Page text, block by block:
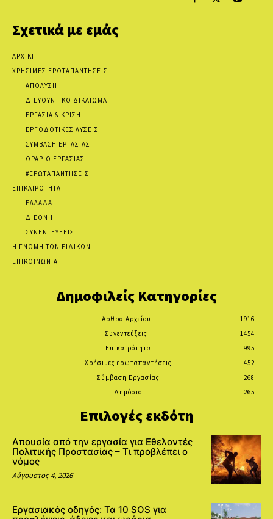
Σχετικά με εμάς
ΑΡΧΙΚΗ
ΧΡΗΣΙΜΕΣ ΕΡΩΤΑΠΑΝΤΗΣΕΙΣ
ΑΠΟΛΥΣΗ
ΔΙΕΥΘΥΝΤΙΚΟ ΔΙΚΑΙΩΜΑ
ΕΡΓΑΣΙΑ & ΚΡΙΣΗ
ΕΡΓΟΔΟΤΙΚΕΣ ΛΥΣΕΙΣ
ΣΥΜΒΑΣΗ ΕΡΓΑΣΙΑΣ
ΩΡΑΡΙΟ ΕΡΓΑΣΙΑΣ
#ΕΡΩΤΑΠΑΝΤΗΣΕΙΣ
ΕΠΙΚΑΙΡΟΤΗΤΑ
ΕΛΛΑΔΑ
ΔΙΕΘΝΗ
ΣΥΝΕΝΤΕΥΞΕΙΣ
Η ΓΝΩΜΗ ΤΩΝ ΕΙΔΙΚΩΝ
ΕΠΙΚΟΙΝΩΝΙΑ
Δημοφιλείς Κατηγορίες
Άρθρα Αρχείου
1916
Συνεντεύξεις
1454
Επικαιρότητα
995
Χρήσιμες ερωταπαντήσεις
452
Σύμβαση Εργασίας
268
Δημόσιο
265
Επιλογές εκδότη
Απουσία από την εργασία για Εθελοντές
Πολιτικής Προστασίας – Τι προβλέπει ο
νόμος
Αύγουστος 4, 2026
Εργασιακός οδηγός: Τα 10 SOS για